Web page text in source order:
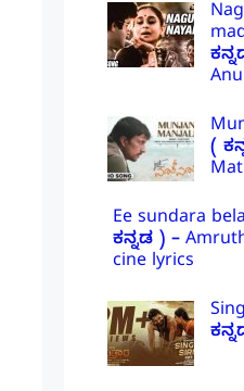
(
Ee sundara
ಕನ್ನಡ ) –
cine lyrics